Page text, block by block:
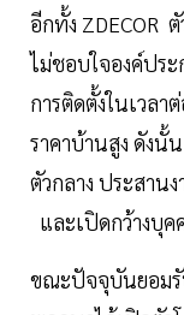
อีกทั้ง ZDECOR
ไม่ชอบใจองค์ปร
การติดตั้งในเวล
ราคาบ้านสูง ดังนั้
ตัวกลาง ประสาน
และเปิดกว้างบุ
ขณะปัจจุบันยอมรั